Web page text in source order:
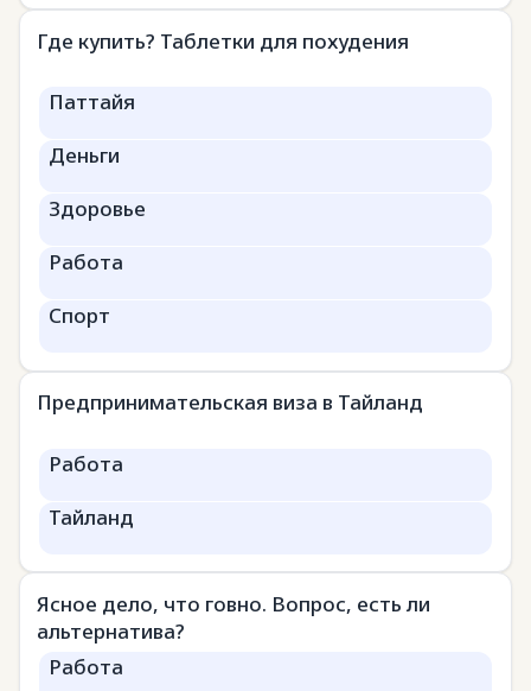
Где купить? Таблетки для похудения
Паттайя
Деньги
Здоровье
Работа
Спорт
Предпринимательская виза в Тайланд
Работа
Тайланд
Ясное дело, что говно. Вопрос, есть ли
альтернатива?
Работа